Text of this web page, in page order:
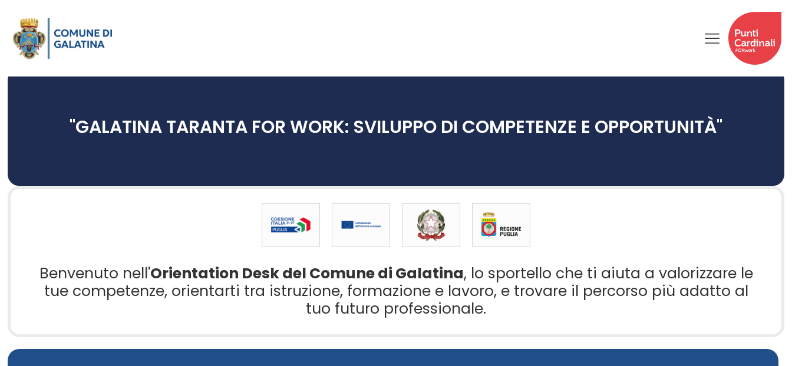
"GALATINA TARANTA FOR WORK: SVILUPPO DI COMPETENZE E OPPORTUNITÀ"
Benvenuto nell'Orientation Desk del Comune di Galatina, lo sportello che ti aiuta a valorizzare le
tue competenze, orientarti tra istruzione, formazione e lavoro, e trovare il percorso più adatto al
tuo futuro professionale.